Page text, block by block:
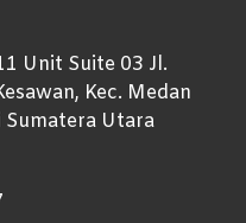
Unit Suite 03 Jl.
Kec. Medan
Sumatera Utara